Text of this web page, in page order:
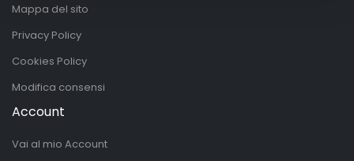
Mappa del sito
Privacy Policy
Cookies Policy
Modifica consensi
Account
Vai al mio Account